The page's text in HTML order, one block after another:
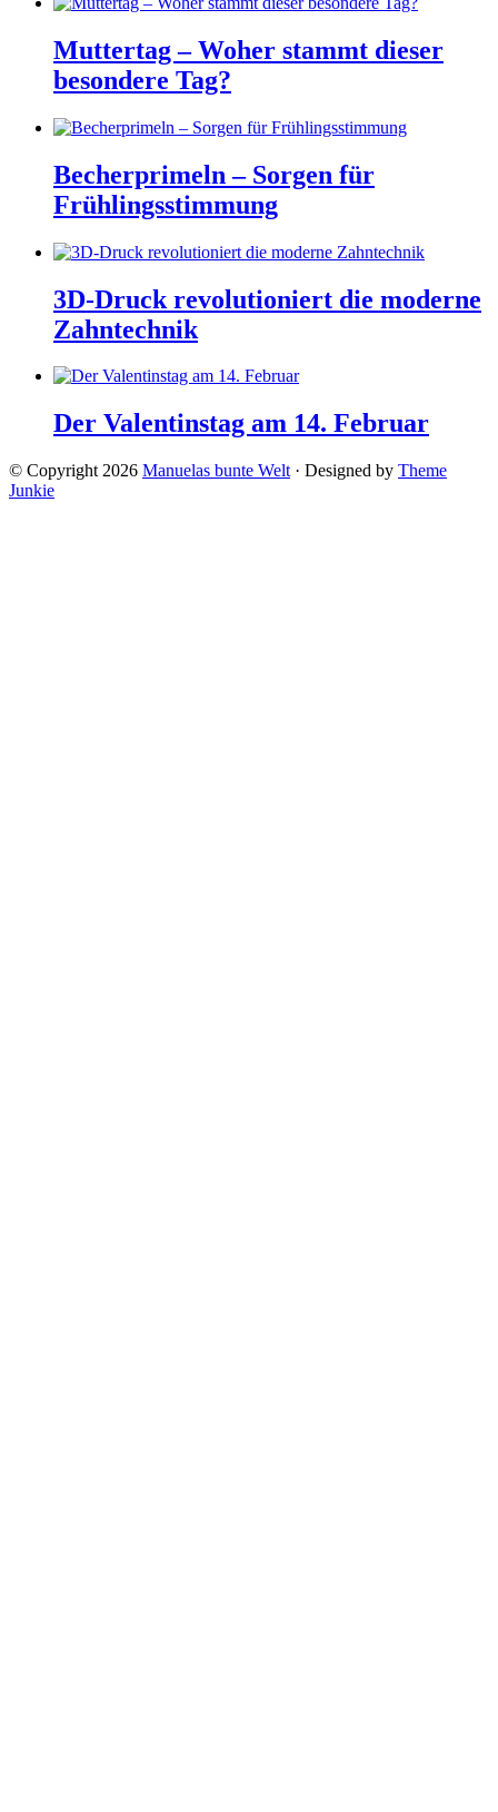
Muttertag – Woher stammt dieser
besondere Tag?
Becherprimeln – Sorgen für
Frühlingsstimmung
3D-Druck revolutioniert die moderne
Zahntechnik
Der Valentinstag am 14. Februar
© Copyright 2026 Manuelas bunte Welt · Designed by Theme
Junkie